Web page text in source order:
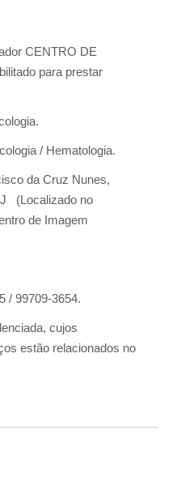
CENTRO DE
para prestar
/ Hematologia.
da Cruz Nunes,
(Localizado no
de Imagem
/ 99709-3654.
cujos
estão relacionados no